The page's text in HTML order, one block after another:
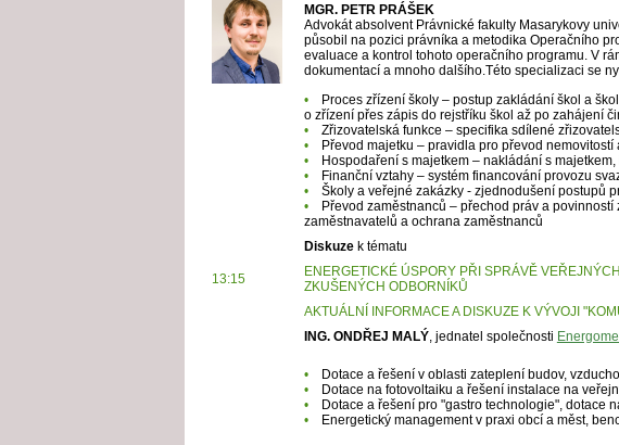
MGR. PETR PRÁŠEK
Advokát absolvent Právnické fakulty Masarykovy
působil na pozici právníka a metodika Operačního
evaluace a kontrol tohoto operačního programu. V
dokumentací a mnoho dalšího.Této specializaci se
•
Proces zřízení školy – postup zakládání škol a
o zřízení přes zápis do rejstříku škol až po zahájení
•
Zřizovatelská funkce – specifika sdílené
•
Převod majetku – pravidla pro převod
•
Hospodaření s majetkem – nakládání s
•
Finanční vztahy – systém financování provozu
•
Školy a veřejné zakázky - zjednodušení postupů
•
Převod zaměstnanců – přechod práv a
zaměstnavatelů a ochrana zaměstnanců
Diskuzek tématu
13:15
ENERGETICKÉ ÚSPORY PŘI SPRÁVĚ
ZKUŠENÝCH ODBORNÍKŮ
AKTUÁLNÍ INFORMACE A DISKUZE K VÝVOJI
ING. ONDŘEJ MALÝ, jednatel společnosti
•
Dotace a řešení v oblasti zateplení budov,
•
Dotace na fotovoltaiku a řešení instalace na
•
Dotace a řešení pro "gastro technologie", dotace
•
Energetický management v praxi obcí a měst,